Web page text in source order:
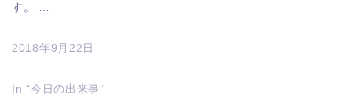
す。 …
2018年9月22日
In “今日の出来事”